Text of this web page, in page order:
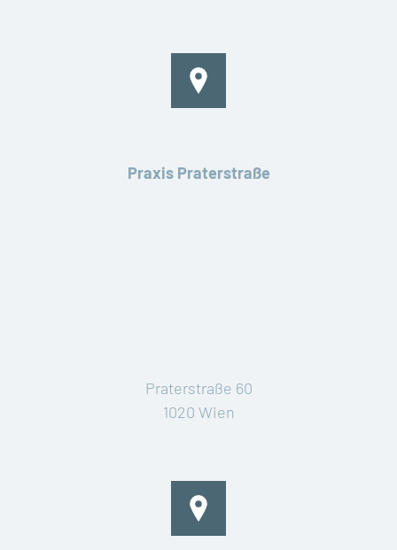
Praxis Praterstraße
Praterstraße 60
1020 Wien